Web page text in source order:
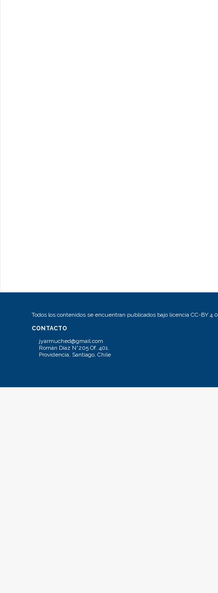
Todos los contenidos se encuentran publicados bajo licencia CC-BY 4.0
CONTACTO
jyarmuched@gmail.com
Román Díaz N°205 Of. 401.
Providencia, Santiago, Chile